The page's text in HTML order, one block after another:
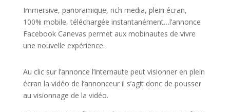
Immersive, panoramique, rich media, plein écran,
100% mobile, téléchargée instantanément…l’annonce
Facebook Canevas permet aux mobinautes de vivre
une nouvelle expérience.
Au clic sur l’annonce l’internaute peut visionner en plein
écran la vidéo de l’annonceur il s’agit donc de pousser
au visionnage de la vidéo.